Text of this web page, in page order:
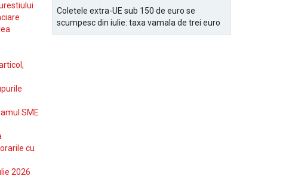
SME
cu
2026
Coletele extra-UE sub 150 de euro se
scumpesc din iulie: taxa vamala de trei euro
pe articol, adaugata la taxa logistica